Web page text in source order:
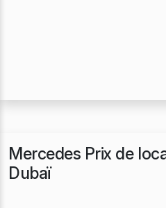
Mercedes Prix de
Dubaï